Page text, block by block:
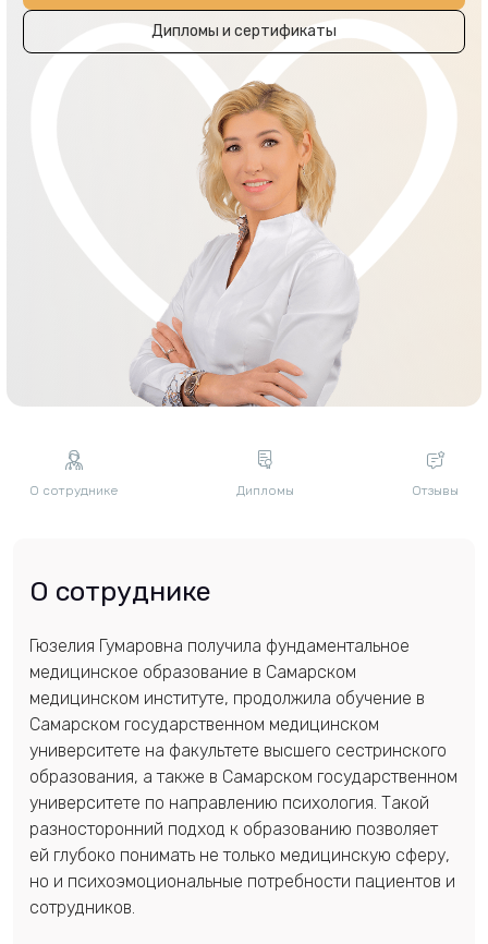
Дипломы и сертификаты
О сотруднике Дипломы Отзывы
О сотруднике
Гюзелия Гумаровна получила фундаментальное
медицинское образование в Самарском
медицинском институте, продолжила обучение в
Самарском государственном медицинском
университете на факультете высшего сестринского
образования, а также в Самарском государственном
университете по направлению психология. Такой
разносторонний подход к образованию позволяет
ей глубоко понимать не только медицинскую сферу,
но и психоэмоциональные потребности пациентов и
сотрудников.